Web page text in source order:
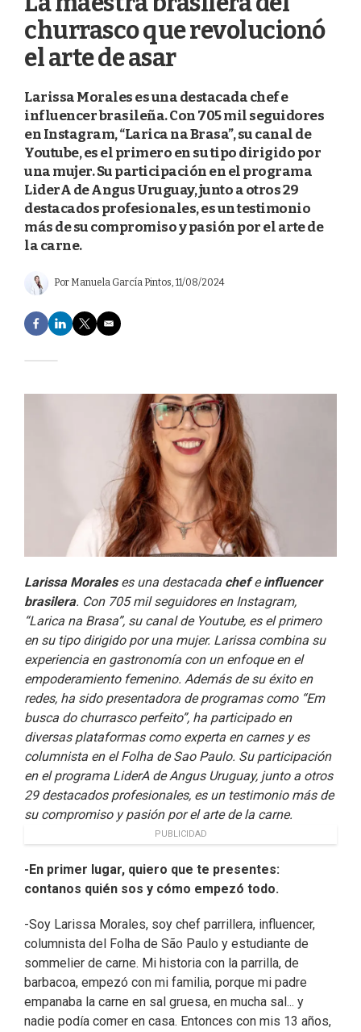
churrasco que revolucionó
el arte de asar
Larissa Morales es una destacada chef e
influencer brasileña. Con 705 mil seguidores
en Instagram, “Larica na Brasa”, su canal de
Youtube, es el primero en su tipo dirigido por
una mujer. Su participación en el programa
LiderA de Angus Uruguay, junto a otros 29
destacados profesionales, es un testimonio
más de su compromiso y pasión por el arte de
la carne.
Por Manuela García Pintos, 11/08/2024
F
a
e
o
L
i
d
T
w
e
E
m
Larissa Moraleses una destacada chefeinfluencer
brasilera. Con 705 mil seguidores en Instagram,
“Larica na Brasa”, su canal de Youtube, es el primero
en su tipo dirigido por una mujer. Larissa combina su
experiencia en gastronomía con un enfoque en el
empoderamiento femenino. Además de su éxito en
redes, ha sido presentadora de programas como “Em
busca do churrasco perfeito”, ha participado en
diversas plataformas como experta en carnes y es
columnista en el Folha de Sao Paulo. Su participación
en el programa LiderA de Angus Uruguay, junto a otros
29 destacados profesionales, es un testimonio más de
su compromiso y pasión por el arte de la carne.
PUBLICIDAD
-En primer lugar, quiero que te presentes:
contanos quién sos y cómo empezó todo.
-Soy Larissa Morales, soy chef parrillera, influencer,
columnista del Folha de São Paulo y estudiante de
sommelier de carne. Mi historia con la parrilla, de
barbacoa, empezó con mi familia, porque mi padre
empanaba la carne en sal gruesa, en mucha sal... y
nadie podía comer en casa. Entonces con mis 13 años,